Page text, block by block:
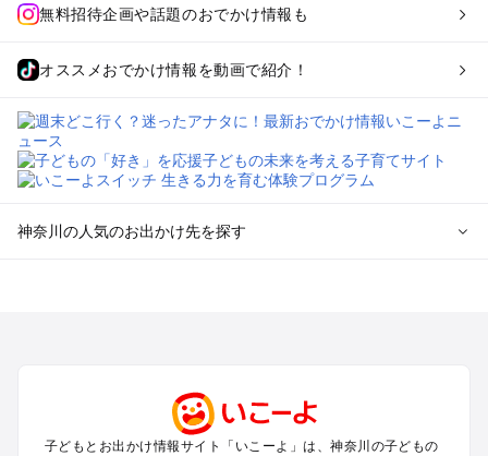
無料招待企画や話題のおでかけ情報も
オススメおでかけ情報を動画で紹介！
神奈川の人気のお出かけ先を探す
小田原・熱海・湯河原・真鶴のプールお出かけ
町田・相模原・愛川・上野原のプールお出かけ
子どもとお出かけ情報サイト「いこーよ」は、神奈川の子どもの